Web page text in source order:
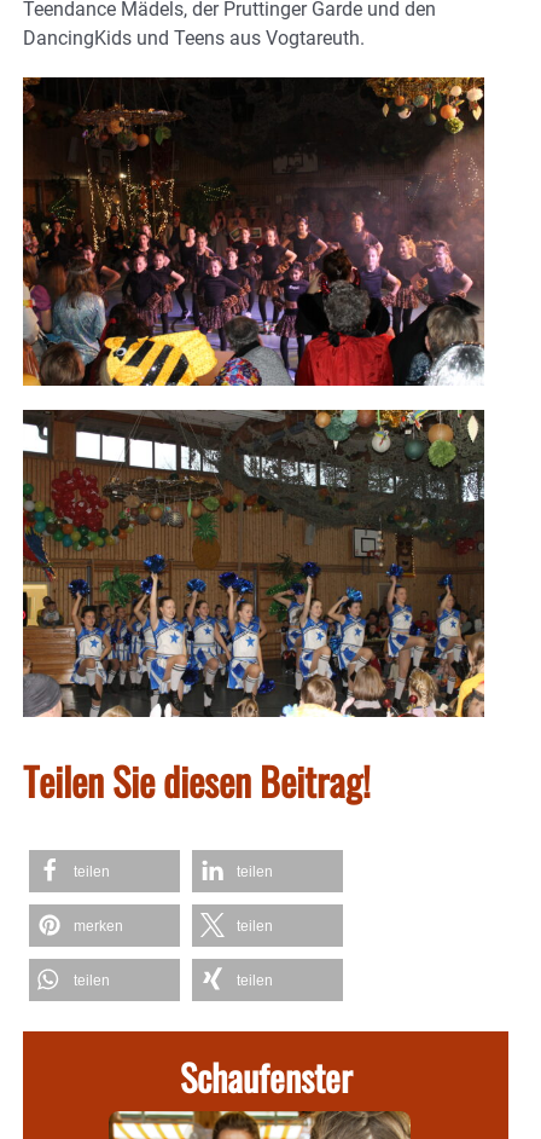
Teendance Mädels, der Pruttinger Garde und den
DancingKids und Teens aus Vogtareuth.
Teilen Sie diesen Beitrag!
teilen teilen
merken teilen
teilen teilen
Schaufenster